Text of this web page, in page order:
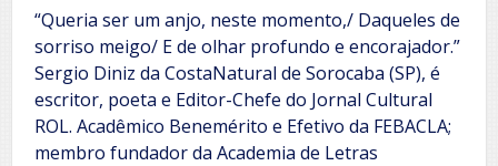
“Queria ser um anjo, neste momento,/ Daqueles de
sorriso meigo/ E de olhar profundo e encorajador.”
Sergio Diniz da CostaNatural de Sorocaba (SP), é
escritor, poeta e Editor-Chefe do Jornal Cultural
ROL. Acadêmico Benemérito e Efetivo da FEBACLA;
membro fundador da Academia de Letras